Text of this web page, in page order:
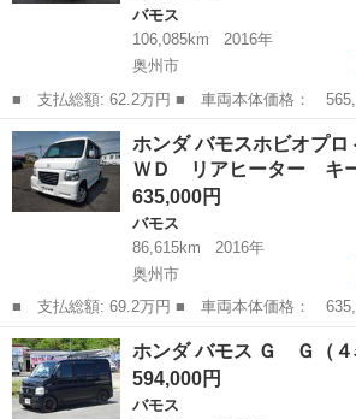
バモス
106,085km
2016年
奥州市
■ 支払総額: 62.2万円 ■ 車両本体価格： 565,000 円 ■ メーカー
名： ホンダ ■ 車種名： バモスホビオプロ
ースグレード ４ＷＤ オーバーヘッドシェル
テレオ ■ ...
岩手 奥州市 バモス
ホンダ バモスホビオプ
ＷＤ リアヒーター キ
635,000円
バモス
86,615km
2016年
奥州市
■ 支払総額: 69.2万円 ■ 車両本体価格： 635,000 円 ■ メーカー
名： ホンダ ■ 車種名： バモスホビオプロ
ースグレード ４ＷＤ リアヒーター キーレス
ェルフ ■ ...
岩手 奥州市 バモス
ホンダ バモス Ｇ Ｇ（４
594,000円
バモス